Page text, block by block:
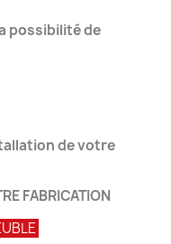
possibilité de
de votre
FABRICATION